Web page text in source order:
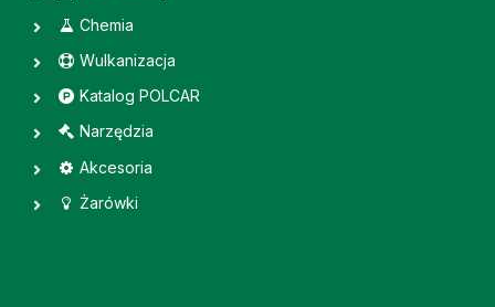
Chemia
Wulkanizacja
Katalog POLCAR
Narzędzia
Akcesoria
Żarówki